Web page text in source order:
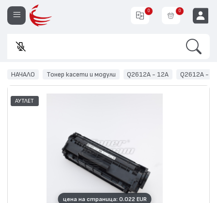
0 0
НАЧАЛО Тонер касети и модули Q2612A - 12A Q2612A -
АУТЛЕТ
цена на страница: 0.022 EUR